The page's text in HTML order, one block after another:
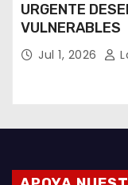
URGENTE
VULNERABLES
Jul 1, 2026